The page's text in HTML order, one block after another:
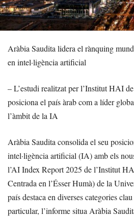
Aràbia Saudita lidera el rànquing
en intel·ligència artificial
– L’estudi realitzat per l’Institut HAI
posiciona el país àrab com a líder
l’àmbit de la IA
Aràbia Saudita consolida el seu
intel·ligència artificial (IA) amb els
l’AI Index Report 2025 de l’Institut
Centrada en l’Ésser Humà) de la
país destaca en diverses categories
particular, l’informe situa Aràbia